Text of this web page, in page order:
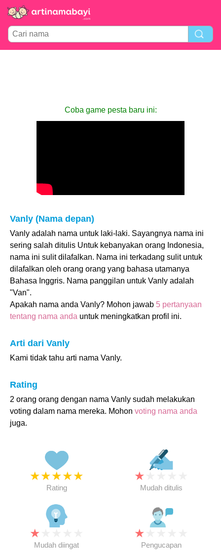
Coba game pesta baru ini:
Vanly (Nama depan)
Vanly adalah nama untuk laki-laki. Sayangnya nama ini
sering salah ditulis Untuk kebanyakan orang Indonesia,
nama ini sulit dilafalkan. Nama ini terkadang sulit untuk
dilafalkan oleh orang orang yang bahasa utamanya
Bahasa Inggris. Nama panggilan untuk Vanly adalah
"Van".
Apakah nama anda Vanly? Mohon jawab 5 pertanyaan
tentang nama anda untuk meningkatkan profil ini.
Arti dari Vanly
Kami tidak tahu arti nama Vanly.
Rating
2 orang orang dengan nama Vanly sudah melakukan
voting dalam nama mereka. Mohon voting nama anda
juga.
★★★★★
Rating
★
Mudah ditulis
★
Mudah diingat
★
Pengucapan